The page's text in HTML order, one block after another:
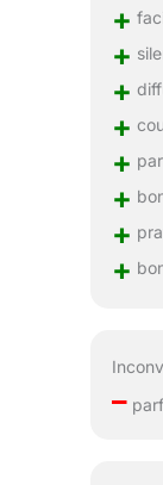
+
+
+
+
+
+
+
+
–